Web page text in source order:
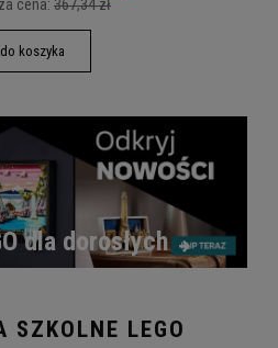
cena: 367,34 zł
do koszyka
dla dorosłych
SZKOLNE LEGO